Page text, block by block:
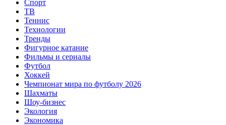
Спорт
ТВ
Теннис
Технологии
Тренды
Фигурное катание
Фильмы и сериалы
Футбол
Хоккей
Чемпионат мира по футболу 2026
Шахматы
Шоу-бизнес
Экология
Экономика